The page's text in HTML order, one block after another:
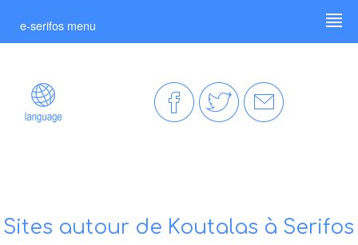
e-serifos menu
Sites autour de Koutalas à Serifos